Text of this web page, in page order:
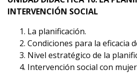
INTERVENCIÓN SOCIAL
La planificación.
Condiciones para la eficacia
Nivel estratégico de la
Intervención social con